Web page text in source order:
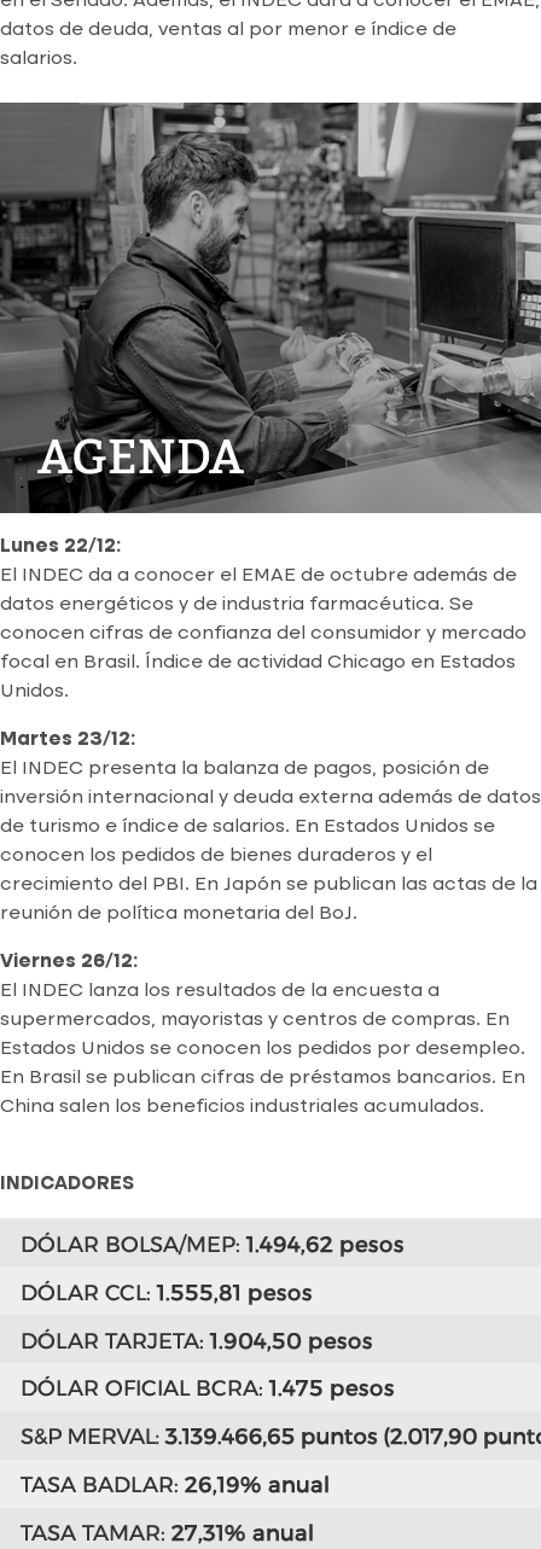
datos de deuda, ventas al por menor e índice de
salarios.
Lunes 22/12:
El INDEC da a conocer el EMAE de octubre además de
datos energéticos y de industria farmacéutica. Se
conocen cifras de confianza del consumidor y mercado
focal en Brasil. Índice de actividad Chicago en Estados
Unidos.
Martes 23/12:
El INDEC presenta la balanza de pagos, posición de
inversión internacional y deuda externa además de datos
de turismo e índice de salarios. En Estados Unidos se
conocen los pedidos de bienes duraderos y el
crecimiento del PBI. En Japón se publican las actas de la
reunión de política monetaria del BoJ.
Viernes 26/12:
El INDEC lanza los resultados de la encuesta a
supermercados, mayoristas y centros de compras. En
Estados Unidos se conocen los pedidos por desempleo.
En Brasil se publican cifras de préstamos bancarios. En
China salen los beneficios industriales acumulados.
INDICADORES